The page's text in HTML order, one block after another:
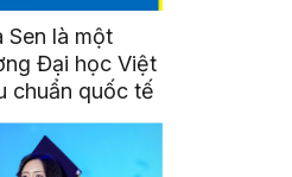
là một
Đại học Việt
chuẩn quốc tế